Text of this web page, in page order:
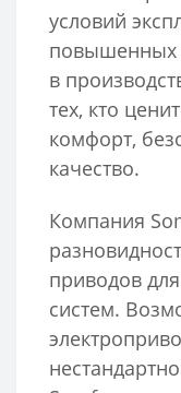
условий
повышенных
в
тех, кто
комфорт,
качество.
Компания
приводов
систем.